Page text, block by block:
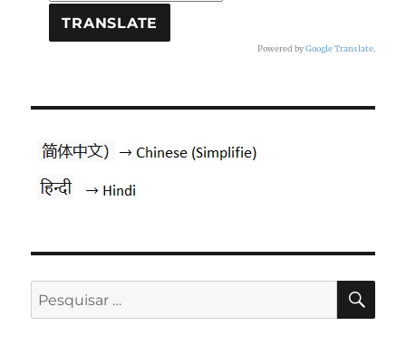
Powered byGoogle Translate.
Pesquisar
por: